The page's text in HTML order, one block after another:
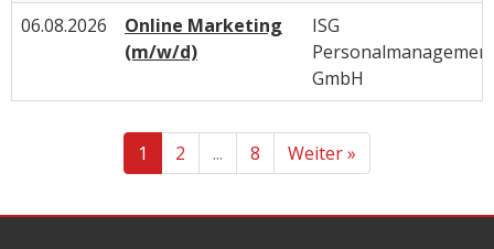
06.08.2026
Online Marketing
(m/w/d)
ISG
GmbH
1 2 ... 8 Weiter »